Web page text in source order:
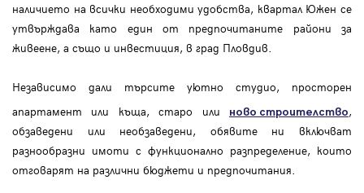
наличието на всички необходими удобства, квартал Южен се
утвърждава като един от предпочитаните райони за
живеене, а също и инвестиция, в град Пловдив.
Независимо дали търсите уютно студио, просторен
апартамент или къща, старо или
ново строителство,
обзаведени или необзаведени, обявите ни включват
разнообразни имоти с функционално разпределение, които
отговарят на различни бюджети и предпочитания.